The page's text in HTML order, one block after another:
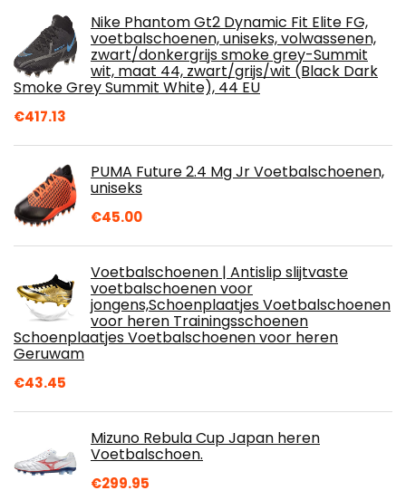
Nike Phantom Gt2 Dynamic Fit Elite FG,
voetbalschoenen, uniseks, volwassenen,
zwart/donkergrijs smoke grey-Summit
wit, maat 44, zwart/grijs/wit (Black Dark
Smoke Grey Summit White), 44 EU
€417.13
PUMA Future 2.4 Mg Jr Voetbalschoenen,
uniseks
€45.00
Voetbalschoenen | Antislip slijtvaste
voetbalschoenen voor
jongens,Schoenplaatjes Voetbalschoenen
voor heren Trainingsschoenen
Schoenplaatjes Voetbalschoenen voor heren
Geruwam
€43.45
Mizuno Rebula Cup Japan heren
Voetbalschoen.
€299.95